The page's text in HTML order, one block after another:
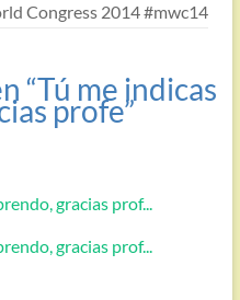
Congress 2014 #mwc14
“Tú me indicas
profe”
gracias prof...
gracias prof...